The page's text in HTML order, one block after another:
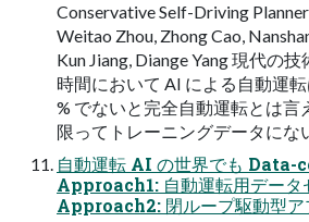
Conservative Self-Driving
Weitao Zhou, Zhong Cao,
Kun Jiang, Diange Yang 現代の
時間において AI による自動運
% でないと完全自動運転とは言
限ってトレーニングデータにな
⾃動運転 AI の世界でも
Approach1: ⾃動運転⽤データ
Approach2: 閉ループ駆動型ア